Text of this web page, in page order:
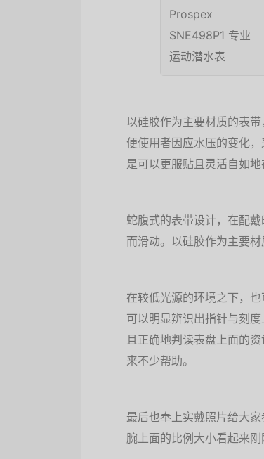
以硅胶作为主要材质的表
便使用者因应水压的变化
是可以更服贴且灵活自如地
蛇腹式的表带设计，在配
而滑动。以硅胶作为主要
在较低光源的环境之下，
可以明显辨识出指针与刻
且正确地判读表盘上面的
来不少帮助。
最后也奉上实戴照片给大
腕上面的比例大小看起来刚